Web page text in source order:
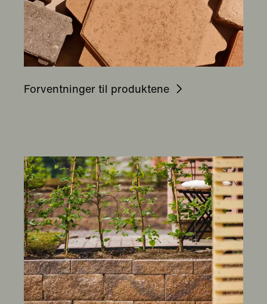
Forventninger til produktene